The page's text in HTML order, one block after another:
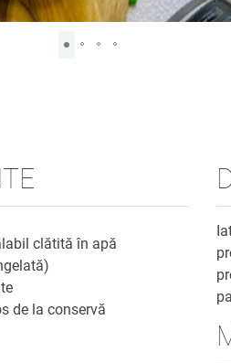
clătită în apă
de la conservă